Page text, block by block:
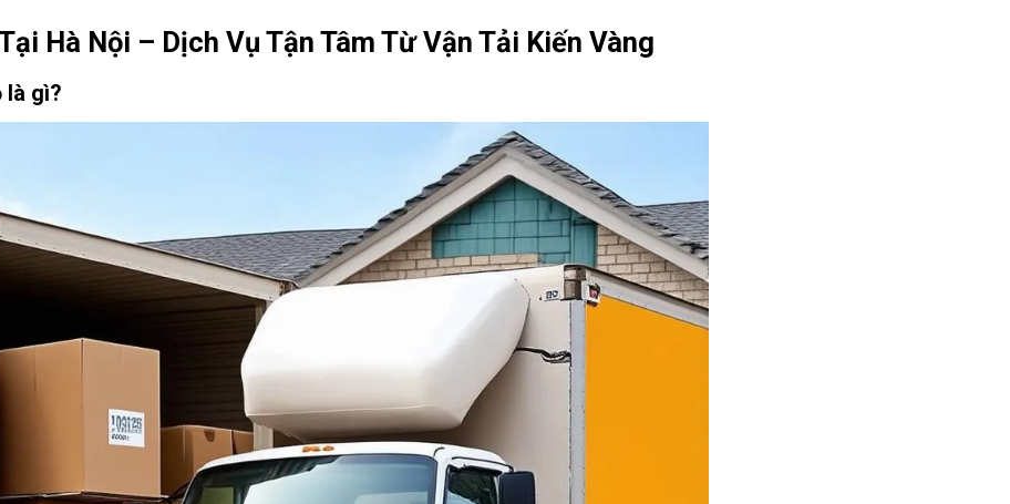
Hà Nội – Dịch Vụ Tận Tâm Từ Vận Tải Kiến Vàng
là gì?